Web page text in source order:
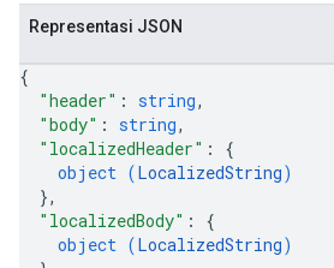
Representasi JSON
{
"header" : string,
"body" : string,
"localizedHeader" : {
object (LocalizedString)
},
"localizedBody" : {
object (LocalizedString)